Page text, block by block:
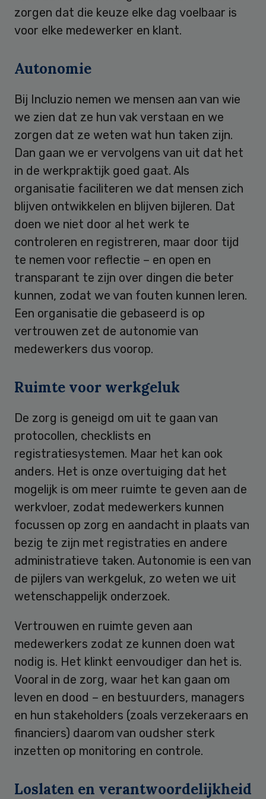
zorgen dat die keuze elke dag voelbaar is
voor elke medewerker en klant.
Autonomie
Bij Incluzio nemen we mensen aan van wie
we zien dat ze hun vak verstaan en we
zorgen dat ze weten wat hun taken zijn.
Dan gaan we er vervolgens van uit dat het
in de werkpraktijk goed gaat. Als
organisatie faciliteren we dat mensen zich
blijven ontwikkelen en blijven bijleren. Dat
doen we niet door al het werk te
controleren en registreren, maar door tijd
te nemen voor reflectie – en open en
transparant te zijn over dingen die beter
kunnen, zodat we van fouten kunnen leren.
Een organisatie die gebaseerd is op
vertrouwen zet de autonomie van
medewerkers dus voorop.
Ruimte voor werkgeluk
De zorg is geneigd om uit te gaan van
protocollen, checklists en
registratiesystemen. Maar het kan ook
anders. Het is onze overtuiging dat het
mogelijk is om meer ruimte te geven aan de
werkvloer, zodat medewerkers kunnen
focussen op zorg en aandacht in plaats van
bezig te zijn met registraties en andere
administratieve taken. Autonomie is een van
de pijlers van werkgeluk, zo weten we uit
wetenschappelijk onderzoek.
Vertrouwen en ruimte geven aan
medewerkers zodat ze kunnen doen wat
nodig is. Het klinkt eenvoudiger dan het is.
Vooral in de zorg, waar het kan gaan om
leven en dood – en bestuurders, managers
en hun stakeholders (zoals verzekeraars en
financiers) daarom van oudsher sterk
inzetten op monitoring en controle.
Loslaten en verantwoordelijkheid